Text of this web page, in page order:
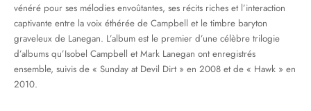
vénéré pour ses mélodies envoûtantes, ses récits riches et l’interaction
captivante entre la voix éthérée de Campbell et le timbre baryton
graveleux de Lanegan. L’album est le premier d’une célèbre trilogie
d’albums qu’Isobel Campbell et Mark Lanegan ont enregistrés
ensemble, suivis de « Sunday at Devil Dirt » en 2008 et de « Hawk » en
2010.
CLASSIQUE
DAY 2025